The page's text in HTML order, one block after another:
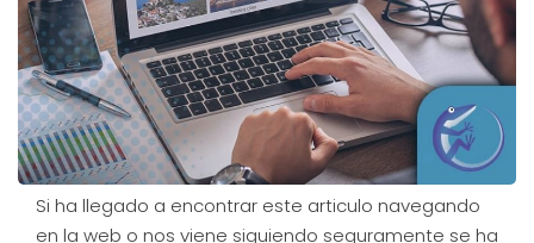
Si ha llegado a encontrar este articulo navegando
en la web o nos viene siguiendo seguramente se ha